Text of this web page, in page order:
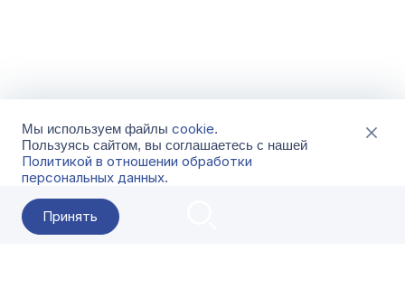
Мы используем файлы cookie.
Пользуясь сайтом, вы соглашаетесь с нашей
Политикой в отношении обработки
персональных данных.
Принять